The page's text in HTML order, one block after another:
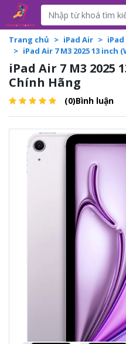
Powered by Translate
Trang chủ iPad Air
iPad
iPad Air 7 M3 2025 13 inch
iPad Air 7 M3 2025
Chính Hãng
(0)Bình luận